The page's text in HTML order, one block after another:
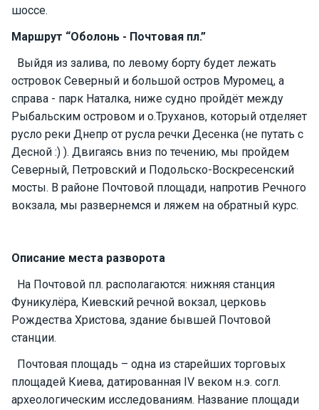
шоссе.
Маршрут “Оболонь - Почтовая пл.”
Выйдя из залива, по левому борту будет лежать
островок Северный и большой остров Муромец, а
справа - парк Наталка, ниже судно пройдёт между
Рыбальским островом и о.Труханов, который отделяет
русло реки Днепр от русла речки Десенка (не путать с
Десной :) ). Двигаясь вниз по течению, мы пройдем
Северный, Петровский и Подольско-Воскресенский
мосты. В районе Почтовой площади, напротив Речного
вокзала, мы развернемся и ляжем на обратный курс.
Описание места разворота
На Почтовой пл. располагаются: нижняя станция
Фуникулёра, Киевский речной вокзал, церковь
Рождества Христова, здание бывшей Почтовой
станции.
Почтовая площадь – одна из старейших торговых
площадей Киева, датированная IV веком н.э. согл.
археологическим исследованиям. Название площади
К
а
т
е
р
а
О нас
отдыха
Подаро
чные
сертиф
икаты
Развле
чения